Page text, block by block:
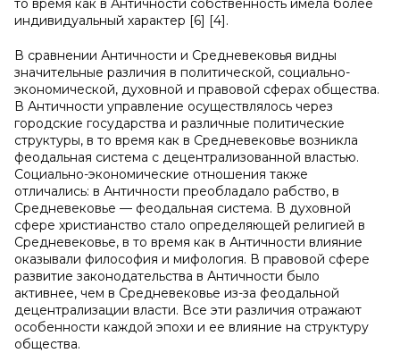
то время как в Античности собственность имела более
индивидуальный характер [6] [4].
В сравнении Античности и Средневековья видны
значительные различия в политической, социально-
экономической, духовной и правовой сферах общества.
В Античности управление осуществлялось через
городские государства и различные политические
структуры, в то время как в Средневековье возникла
феодальная система с децентрализованной властью.
Социально-экономические отношения также
отличались: в Античности преобладало рабство, в
Средневековье — феодальная система. В духовной
сфере христианство стало определяющей религией в
Средневековье, в то время как в Античности влияние
оказывали философия и мифология. В правовой сфере
развитие законодательства в Античности было
активнее, чем в Средневековье из-за феодальной
децентрализации власти. Все эти различия отражают
особенности каждой эпохи и ее влияние на структуру
общества.